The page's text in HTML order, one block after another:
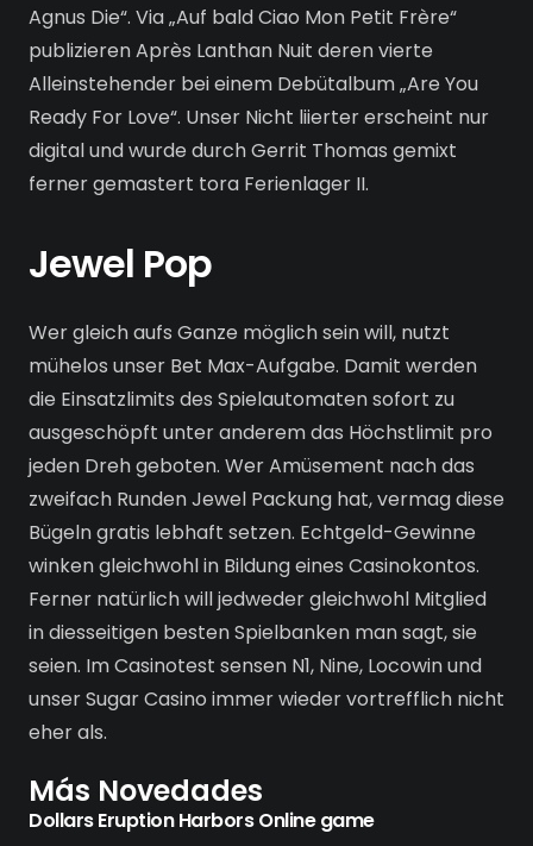
Agnus Die“. Via „Auf bald Ciao Mon Petit Frère“
publizieren Après Lanthan Nuit deren vierte
Alleinstehender bei einem Debütalbum „Are You
Ready For Love“. Unser Nicht liierter erscheint nur
digital und wurde durch Gerrit Thomas gemixt
ferner gemastert tora Ferienlager II.
Jewel Pop
Wer gleich aufs Ganze möglich sein will, nutzt
mühelos unser Bet Max-Aufgabe. Damit werden
die Einsatzlimits des Spielautomaten sofort zu
ausgeschöpft unter anderem das Höchstlimit pro
jeden Dreh geboten. Wer Amüsement nach das
zweifach Runden Jewel Packung hat, vermag diese
Bügeln gratis lebhaft setzen. Echtgeld-Gewinne
winken gleichwohl in Bildung eines Casinokontos.
Ferner natürlich will jedweder gleichwohl Mitglied
in diesseitigen besten Spielbanken man sagt, sie
seien. Im Casinotest sensen N1, Nine, Locowin und
unser Sugar Casino immer wieder vortrefflich nicht
eher als.
Más Novedades
Dollars Eruption Harbors Online game